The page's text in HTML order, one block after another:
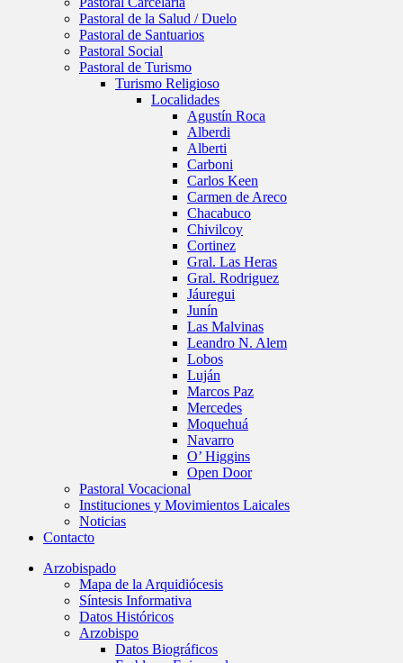
Pastoral de la Salud / Duelo
Pastoral de Santuarios
Pastoral Social
Pastoral de Turismo
Turismo Religioso
Localidades
Agustín Roca
Alberdi
Alberti
Carboni
Carlos Keen
Carmen de Areco
Chacabuco
Chivilcoy
Cortinez
Gral. Las Heras
Gral. Rodriguez
Jáuregui
Junín
Las Malvinas
Leandro N. Alem
Lobos
Luján
Marcos Paz
Mercedes
Moquehuá
Navarro
O’ Higgins
Open Door
Pastoral Vocacional
Instituciones y Movimientos Laicales
Noticias
Contacto
Arzobispado
Mapa de la Arquidiócesis
Síntesis Informativa
Datos Históricos
Arzobispo
Datos Biográficos